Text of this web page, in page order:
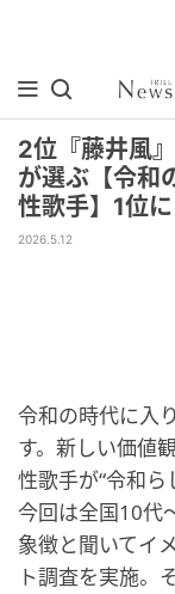
2位『藤井風
が選ぶ【令和
性歌手】1位
2026.5.12
令和の時代に入
す。新しい価値
性歌手が“令和ら
今回は全国10代
象徴と聞いてイ
ト調査を実施。